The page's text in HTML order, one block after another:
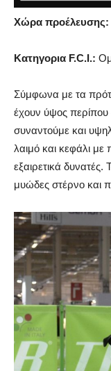
Χώρα προέλευσης:
Kατηγορια F.C.I.:
Σύμφωνα με τα
έχουν ύψος
συναντούμε και
λαιμό και κεφάλι με
εξαιρετικά
μυώδες στέρνο και